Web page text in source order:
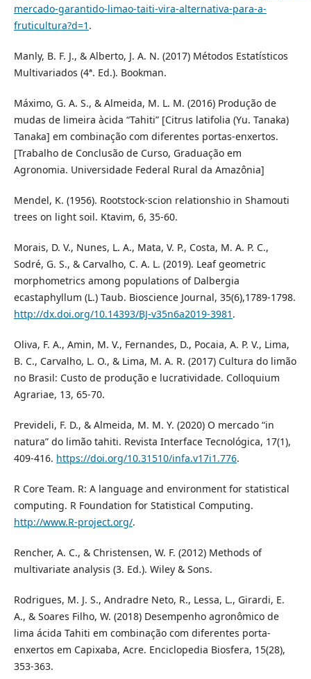
mercado-garantido-limao-taiti-vira-alternativa-para-a-
fruticultura?d=1 .
Manly, B. F. J., & Alberto, J. A. N. (2017) Métodos Estatísticos
Multivariados (4ª. Ed.). Bookman.
Máximo, G. A. S., & Almeida, M. L. M. (2016) Produção de
mudas de limeira àcida “Tahiti” [Citrus latifolia (Yu. Tanaka)
Tanaka] em combinação com diferentes portas-enxertos.
[Trabalho de Conclusão de Curso, Graduação em
Agronomia. Universidade Federal Rural da Amazônia]
Mendel, K. (1956). Rootstock-scion relationshio in Shamouti
trees on light soil. Ktavim, 6, 35-60.
Morais, D. V., Nunes, L. A., Mata, V. P., Costa, M. A. P. C.,
Sodré, G. S., & Carvalho, C. A. L. (2019). Leaf geometric
morphometrics among populations of Dalbergia
ecastaphyllum (L.) Taub. Bioscience Journal, 35(6),1789-1798.
http://dx.doi.org/10.14393/BJ-v35n6a2019-3981 .
Oliva, F. A., Amin, M. V., Fernandes, D., Pocaia, A. P. V., Lima,
B. C., Carvalho, L. O., & Lima, M. A. R. (2017) Cultura do limão
no Brasil: Custo de produção e lucratividade. Colloquium
Agrariae, 13, 65-70.
Prevideli, F. D., & Almeida, M. M. Y. (2020) O mercado “in
natura” do limão tahiti. Revista Interface Tecnológica, 17(1),
409-416. https://doi.org/10.31510/infa.v17i1.776.
R Core Team. R: A language and environment for statistical
computing. R Foundation for Statistical Computing.
http://www.R-project.org/.
Rencher, A. C., & Christensen, W. F. (2012) Methods of
multivariate analysis (3. Ed.). Wiley & Sons.
Rodrigues, M. J. S., Andradre Neto, R., Lessa, L., Girardi, E.
A., & Soares Filho, W. (2018) Desempenho agronômico de
lima ácida Tahiti em combinação com diferentes porta-
enxertos em Capixaba, Acre. Enciclopedia Biosfera, 15(28),
353-363.